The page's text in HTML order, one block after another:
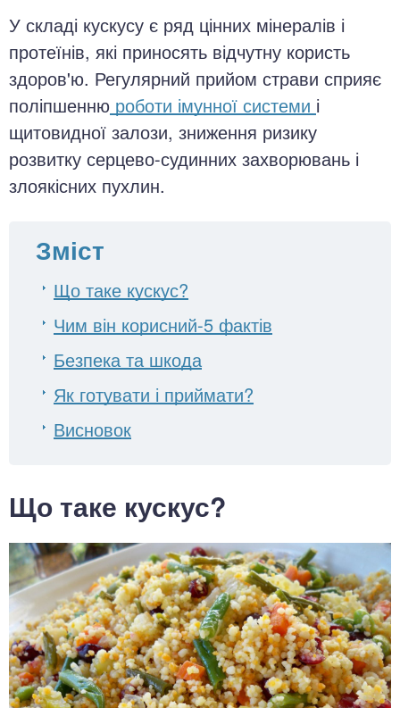
У складі кускусу є ряд цінних мінералів і
протеїнів, які приносять відчутну користь
здоров'ю. Регулярний прийом страви сприяє
поліпшенню роботи імунної системи і
щитовидної залози, зниження ризику
розвитку серцево-судинних захворювань і
злоякісних пухлин.
Зміст
Що таке кускус?
Чим він корисний-5 фактів
Безпека та шкода
Як готувати і приймати?
Висновок
Що таке кускус?